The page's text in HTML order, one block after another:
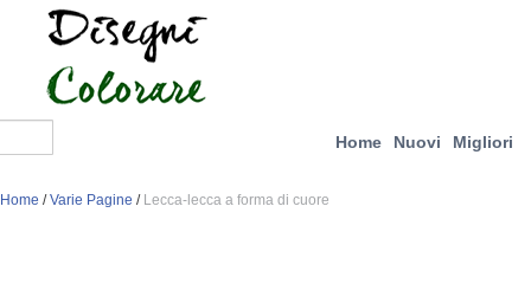
Home Nuovi Migliori
Home /Varie Pagine / Lecca-lecca a forma di cuore